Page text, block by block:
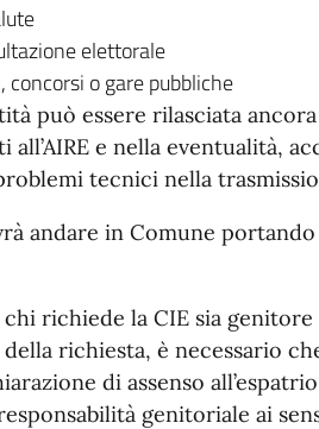
elettorale
o gare pubbliche
può essere rilasciata
e nella eventualità,
tecnici nella
andare in Comune
richiede la CIE sia
della richiesta, è necessario
di assenso
genitoriale ai